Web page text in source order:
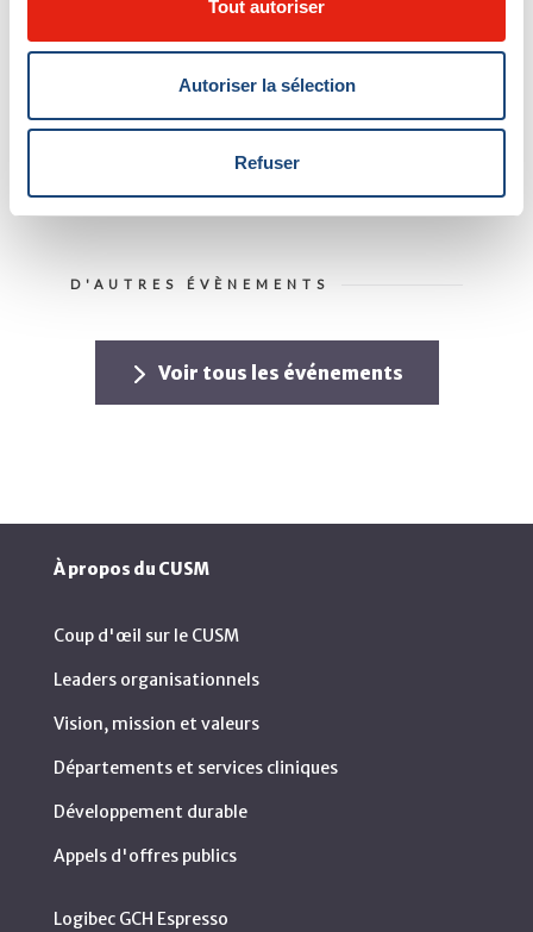
Tout autoriser
Autoriser la sélection
Refuser
Montréal pour enfants
Pour toute question, veuillez contacter le capitaine de
l'équipe de ski Aira Serrame
àaira.serrame@muhc.mcgill.ca
D'AUTRES ÉVÈNEMENTS
Voir tous les événements
À propos du CUSM
Coup d'œil sur le CUSM
Leaders organisationnels
Vision, mission et valeurs
Départements et services cliniques
Développement durable
Appels d'offres publics
Logibec GCH Espresso